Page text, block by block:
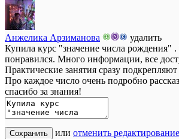
Анжелика Арзиманова
удалить
Купила курс "значение числа рождения"
понравился. Много информации, все
Практические занятия сразу
Про каждое число очень подробно
спасибо за знания!
Сохранить или отменить редактирование